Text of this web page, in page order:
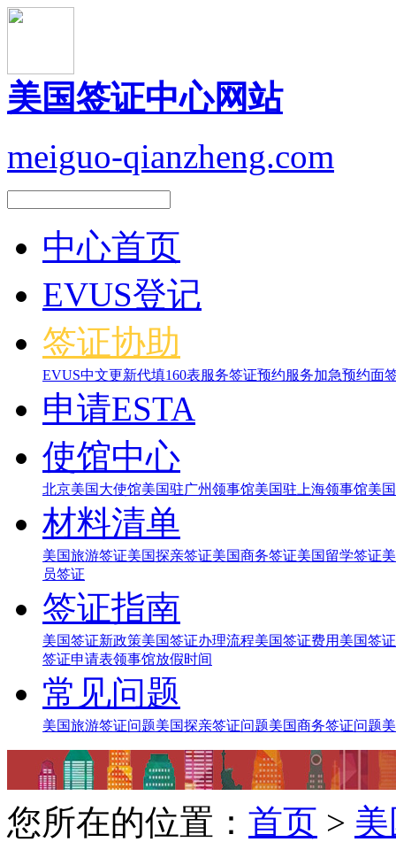
美国签证中心网站
meiguo-qianzheng.com
中心首页
EVUS登记
签证协助
EVUS中文更新代填160表服务签证预约服务加急预约面
申请ESTA
使馆中心
北京美国大使馆美国驻广州领事馆美国驻上海领事馆美
材料清单
美国旅游签证美国探亲签证美国商务签证美国留学签证
员签证
签证指南
美国签证新政策美国签证办理流程美国签证费用 美国签
签证申请表领事馆放假时间
常见问题
美国旅游签证问题美国探亲签证问题美国商务签证问题
您所在的位置： 首页 >